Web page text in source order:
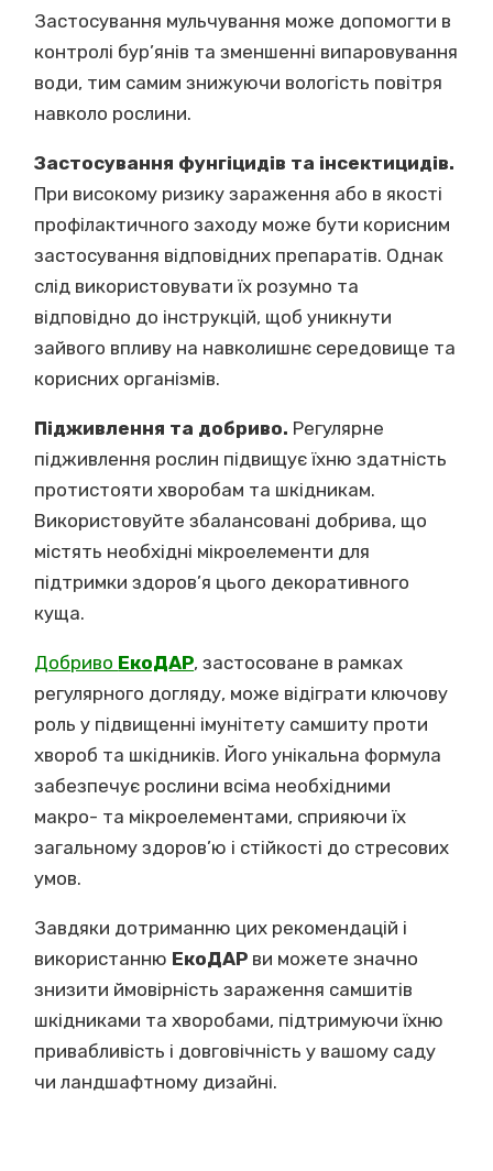
Застосування мульчування може допомогти в
контролі бур’янів та зменшенні випаровування
води, тим самим знижуючи вологість повітря
навколо рослини.
Застосування фунгіцидів та інсектицидів.
При високому ризику зараження або в якості
профілактичного заходу може бути корисним
застосування відповідних препаратів. Однак
слід використовувати їх розумно та
відповідно до інструкцій, щоб уникнути
зайвого впливу на навколишнє середовище та
корисних організмів.
Підживлення та добриво. Регулярне
підживлення рослин підвищує їхню здатність
протистояти хворобам та шкідникам.
Використовуйте збалансовані добрива, що
містять необхідні мікроелементи для
підтримки здоров’я цього декоративного
куща.
Добриво ЕкоДАР, застосоване в рамках
регулярного догляду, може відіграти ключову
роль у підвищенні імунітету самшиту проти
хвороб та шкідників. Його унікальна формула
забезпечує рослини всіма необхідними
макро- та мікроелементами, сприяючи їх
загальному здоров’ю і стійкості до стресових
умов.
Завдяки дотриманню цих рекомендацій і
використанню ЕкоДАР ви можете значно
знизити ймовірність зараження самшитів
шкідниками та хворобами, підтримуючи їхню
привабливість і довговічність у вашому саду
чи ландшафтному дизайні.